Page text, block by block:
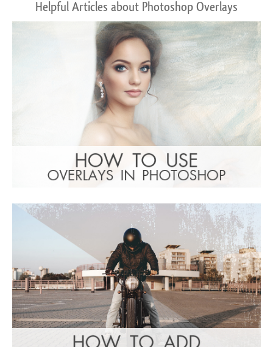
Helpful Articles about Photoshop Overlays